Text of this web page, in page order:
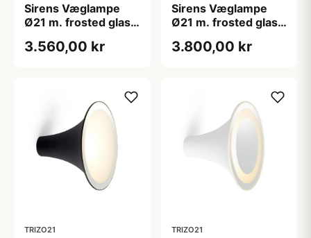
Sirens Væglampe
Ø21 m. frosted glas
3.560,00 kr
Sirens Væglampe
Ø21 m. frosted glas
3.800,00 kr
TRIZO21 TRIZO21